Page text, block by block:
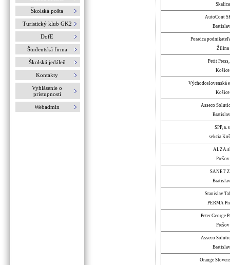
Školská pošta
Turistický klub GK2
DofE
Študentská firma
Školská jedáleň
Kontakty
Vyhlásenie o
prístupnosti
Webadmin
Skalica
AutoCont
Poradca
Žilina
Petit Press,
Košice
Východoslovenská
Košice
Asseco
SPP, a.
sekcia
Prešov
SANET
Stanislav
PERMA
Peter George
Prešov
Asseco
Orange